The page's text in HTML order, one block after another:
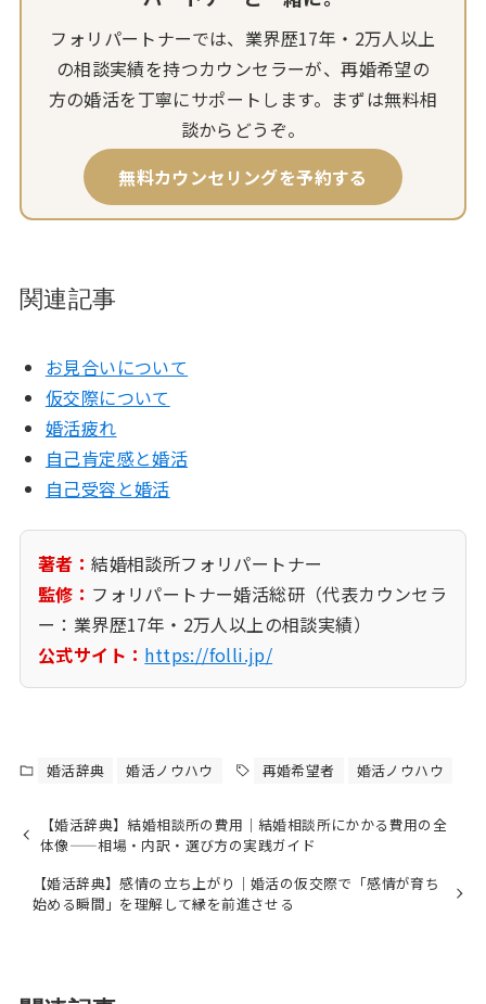
フォリパートナーでは、業界歴17年・2万人以上
の相談実績を持つカウンセラーが、再婚希望の
方の婚活を丁寧にサポートします。まずは無料相
談からどうぞ。
無料カウンセリングを予約する
関連記事
お見合いについて
仮交際について
婚活疲れ
自己肯定感と婚活
自己受容と婚活
著者：結婚相談所フォリパートナー
監修： フォリパートナー婚活総研（代表カウンセラ
ー：業界歴17年・2万人以上の相談実績）
公式サイト： https://folli.jp/
婚活辞典 婚活ノウハウ 再婚希望者 婚活ノウハウ
【婚活辞典】結婚相談所の費用｜結婚相談所にかかる費用の全
体像——相場・内訳・選び方の実践ガイド
【婚活辞典】感情の立ち上がり｜婚活の仮交際で「感情が育ち
始める瞬間」を理解して縁を前進させる